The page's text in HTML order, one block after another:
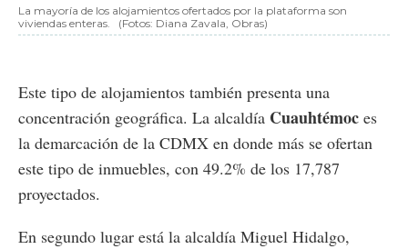
La mayoría de los alojamientos ofertados por la plataforma son
viviendas enteras.
(Fotos: Diana Zavala, Obras)
Este tipo de alojamientos también presenta una
concentración geográfica. La alcaldía Cuauhtémoc es
la demarcación de la CDMX en donde más se ofertan
este tipo de inmuebles, con 49.2% de los 17,787
proyectados.
En segundo lugar está la alcaldía Miguel Hidalgo,